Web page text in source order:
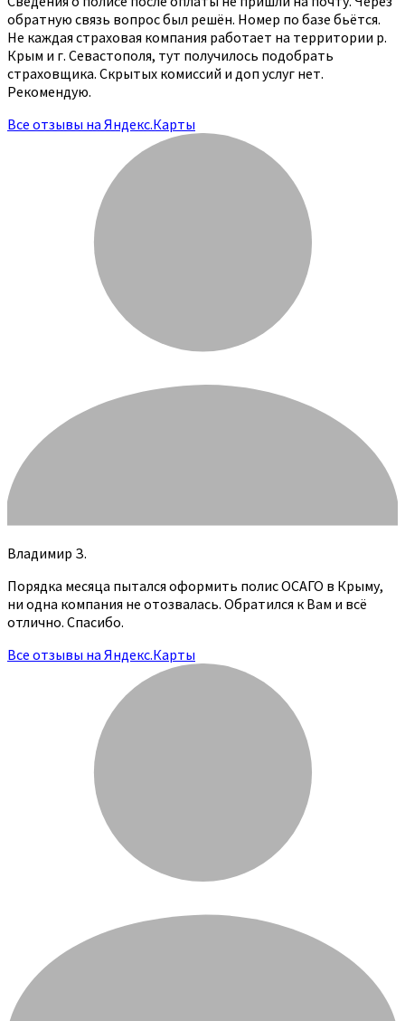
обратную связь вопрос был решён. Номер по базе бьётся.
Не каждая страховая компания работает на территории р.
Крым и г. Севастополя, тут получилось подобрать
страховщика. Скрытых комиссий и доп услуг нет.
Рекомендую.
Все отзывы на Яндекс.Карты
Владимир З.
Порядка месяца пытался оформить полис ОСАГО в Крыму,
ни одна компания не отозвалась. Обратился к Вам и всё
отлично. Спасибо.
Все отзывы на Яндекс.Карты